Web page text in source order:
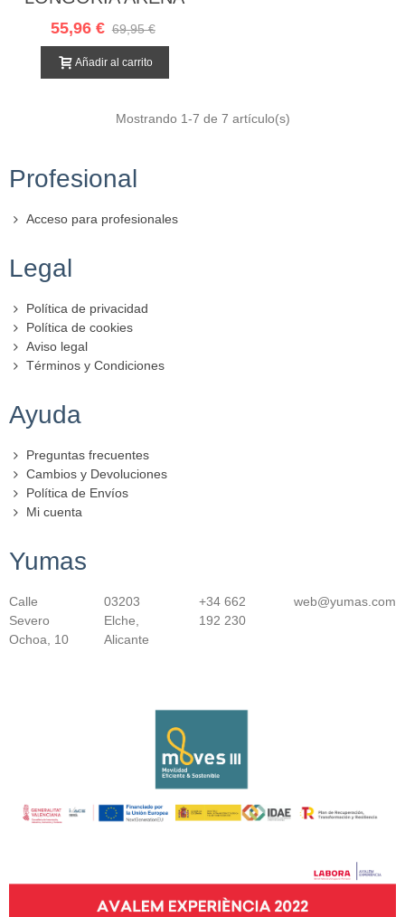
55,96 € 69,95 €
Añadir al carrito
Mostrando 1-7 de 7 artículo(s)
Yumas
Calle
Severo
Ochoa, 10
03203
Elche,
Alicante
+34 662
192 230
web@yumas.com
Ayuda
Preguntas frecuentes
Cambios y Devoluciones
Política de Envíos
Mi cuenta
Legal
Política de privacidad
Política de cookies
Aviso legal
Términos y Condiciones
Profesional
Acceso para profesionales